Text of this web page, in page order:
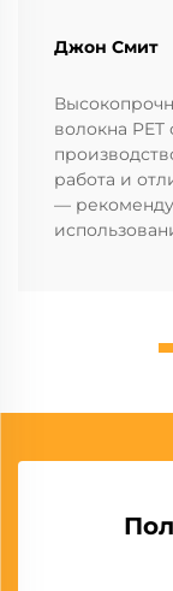
Джон Смит
волокна
работа и
—